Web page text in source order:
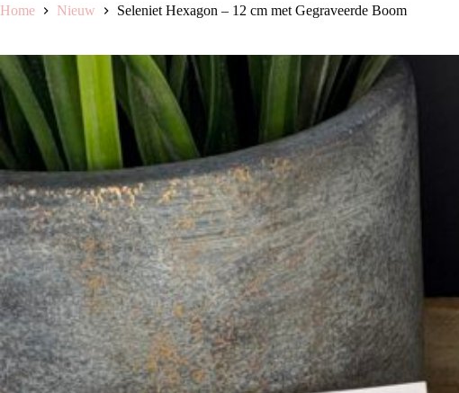
Home Nieuw Seleniet Hexagon – 12 cm met Gegraveerde Boom